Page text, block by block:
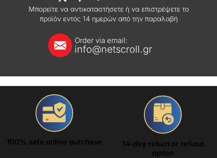
Μπορείτε να αντικαταστήσετε ή να επιστρέψετε το
προϊόν εντός 14 ημερών από την παραλαβή
Order via email:
info@netscroll.gr
100% safe online purchase
14-day return or refund
option